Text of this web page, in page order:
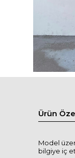
Ürün
Model
bilgiye iç